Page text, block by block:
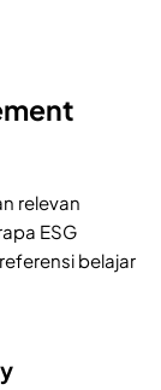
relevan
ESG
belajar